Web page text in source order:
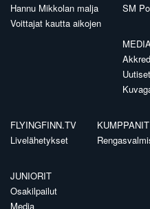
Hannu Mikkolan malja
Voittajat kautta aikojen
SM
Uutiset
FLYINGFINN.TV
Livelähetykset
KUMPPANIT
JUNIORIT
Osakilpailut
Media